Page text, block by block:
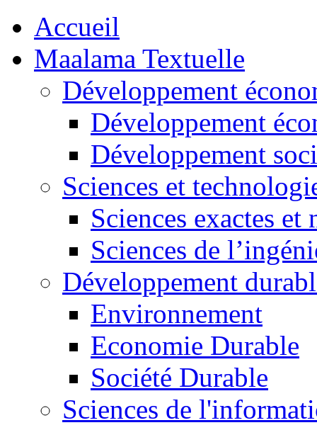
Accueil
Maalama Textuelle
Développement
Développement
Développement
Sciences et
Sciences exactes et
Sciences de
Développement
Environnement
Economie Durable
Société Durable
Sciences de